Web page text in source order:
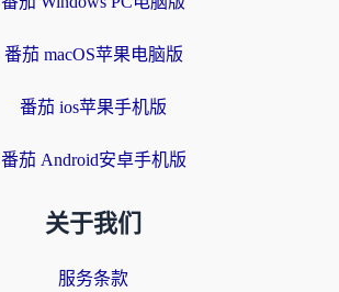
番茄 macOS苹果电脑版
番茄 ios苹果手机版
番茄 Android安卓手机版
关于我们
服务条款